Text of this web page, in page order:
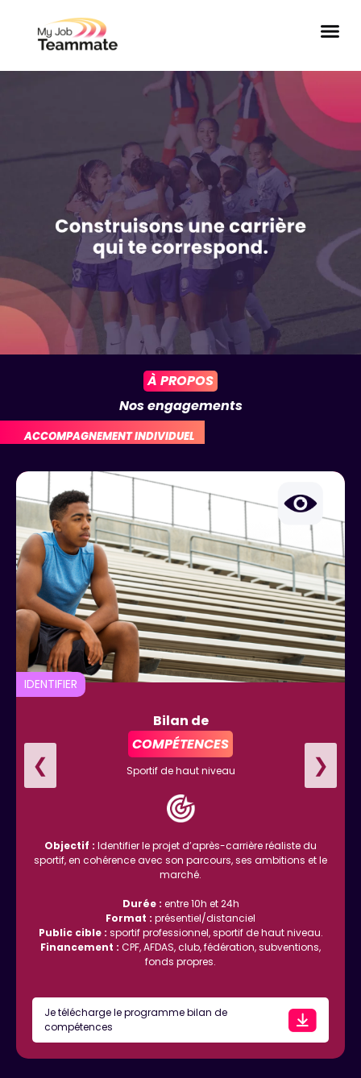
À PROPOS
Nos engagements
ACCOMPAGNEMENT INDIVIDUEL
IDENTIFIER
Bilan de
COMPÉTENCES
Sportif de haut niveau
Objectif : Identifier le projet d’après-carrière réaliste du
sportif, en cohérence avec son parcours, ses ambitions et le
marché.
Durée : entre 10h et 24h
Format : présentiel/distanciel
Public cible : sportif professionnel, sportif de haut niveau.
Financement : CPF, AFDAS, club, fédération, subventions,
fonds propres.
Je télécharge le programme bilan de
compétences
❮ ❯